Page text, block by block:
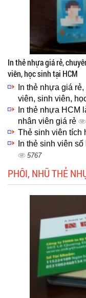
In thẻ nhựa giá rẻ,
viên, học sinh tại HCM
In thẻ nhựa giá
viên, sinh viên,
In thẻ nhựa HCM
nhân viên giá rẻ
Thẻ sinh viên tích
In thẻ sinh viên
5767
PHÔI, NHŨ THẺ